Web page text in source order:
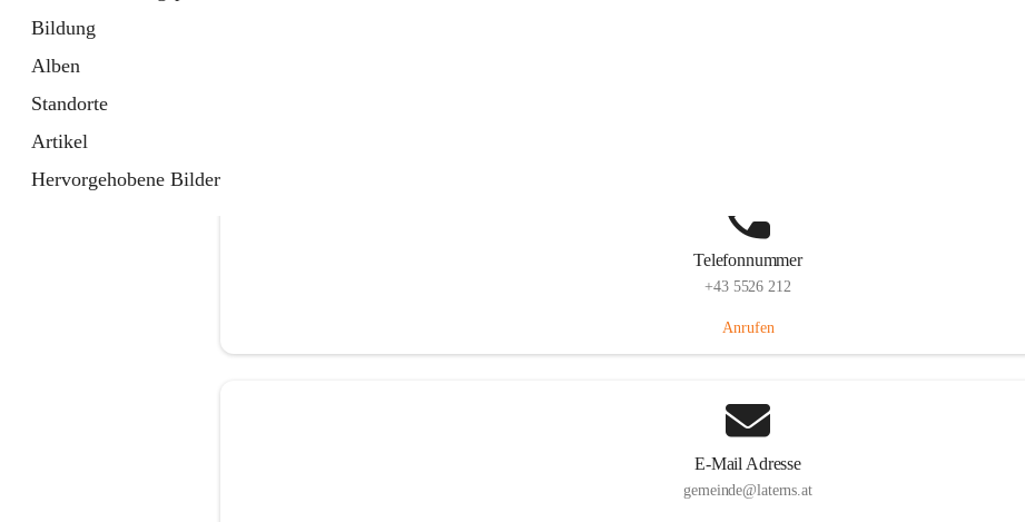
Bildung
Alben
Standorte
Artikel
Hervorgehobene Bilder
Telefonnummer
+43 5526 212
Anrufen
E-Mail Adresse
gemeinde@laterns.at